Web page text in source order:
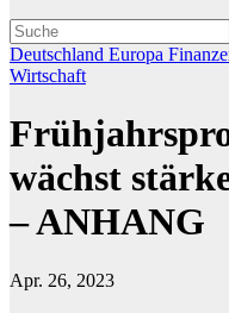
Deutschland Europa
Wirtschaft
wächst
– ANHANG
Apr. 26, 2023